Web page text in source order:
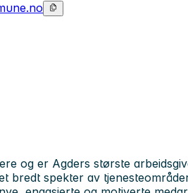
og er Agders største
bredt spekter av